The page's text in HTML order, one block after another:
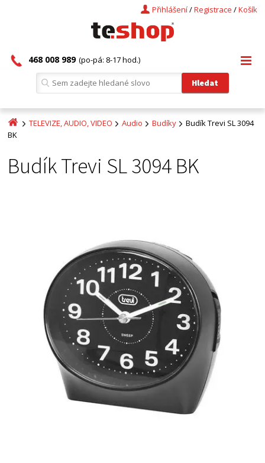
Košík
/
Registrace
/
Přihlášení
468 008 989 (po-pá: 8-17 hod.)
TELEVIZE, AUDIO, VIDEO Audio Budíky
Budík Trevi SL 3094
BK
Budík Trevi SL 3094 BK